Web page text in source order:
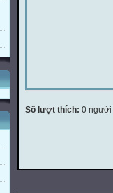
Số lượt thích: 0 người